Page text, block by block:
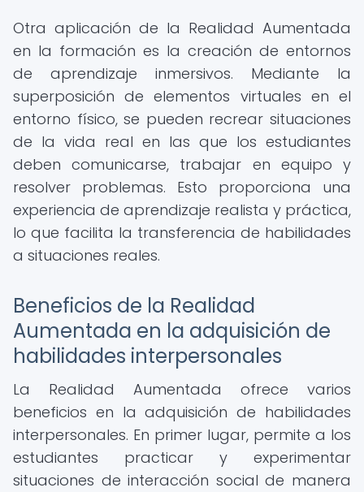
Otra aplicación de la Realidad Aumentada
en la formación es la creación de entornos
de aprendizaje inmersivos. Mediante la
superposición de elementos virtuales en el
entorno físico, se pueden recrear situaciones
de la vida real en las que los estudiantes
deben comunicarse, trabajar en equipo y
resolver problemas. Esto proporciona una
experiencia de aprendizaje realista y práctica,
lo que facilita la transferencia de habilidades
a situaciones reales.
Beneficios de la Realidad
Aumentada en la adquisición de
habilidades interpersonales
La Realidad Aumentada ofrece varios
beneficios en la adquisición de habilidades
interpersonales. En primer lugar, permite a los
estudiantes practicar y experimentar
situaciones de interacción social de manera